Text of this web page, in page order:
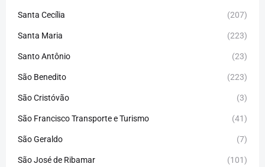
Santa Cecília (207)
Santa Maria (223)
Santo Antônio (23)
São Benedito (223)
São Cristóvão (3)
São Francisco Transporte e Turismo (41)
São Geraldo (7)
São José de Ribamar (101)